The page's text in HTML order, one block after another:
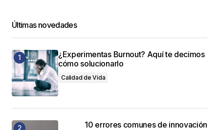
Últimas novedades
¿Experimentas Burnout? Aquí te decimos
cómo solucionarlo
Calidad de Vida
10 errores comunes de innovación